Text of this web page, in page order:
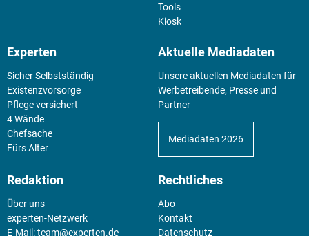
Tools
Kiosk
Experten
Sicher Selbstständig
Existenz­vorsorge
Pflege versichert
4 Wände
Chefsache
Fürs Alter
Aktuelle Mediadaten
Unsere aktuellen Mediadaten für
Werbetreibende, Presse und
Partner
Mediadaten 2026
Redaktion
Über uns
experten-Netzwerk
E-Mail:team@experten.de
Rechtliches
Abo
Kontakt
Datenschutz